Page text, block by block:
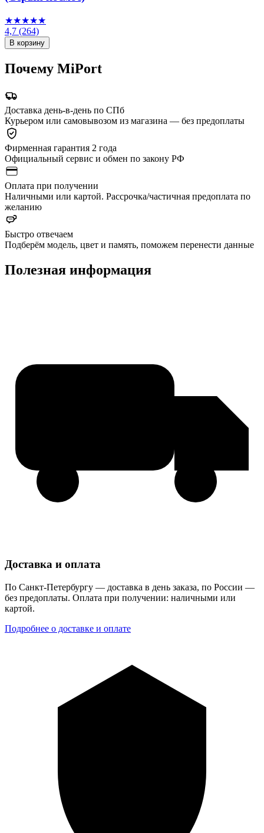
★★★★★
4,7 (264)
В корзину
Почему MiPort
Доставка день-в-день по СПб
Курьером или самовывозом из магазина — без предоплаты
Фирменная гарантия 2 года
Официальный сервис и обмен по закону РФ
Оплата при получении
Наличными или картой. Рассрочка/частичная предоплата по
желанию
Быстро отвечаем
Подберём модель, цвет и память, поможем перенести данные
Полезная информация
Доставка и оплата
По Санкт-Петербургу — доставка в день заказа, по России —
без предоплаты. Оплата при получении: наличными или
картой.
Подробнее о доставке и оплате